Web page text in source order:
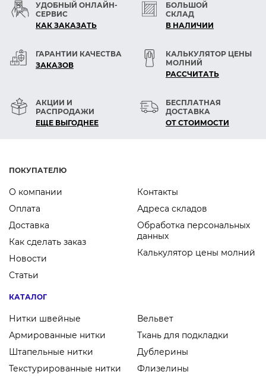
УДОБНЫЙ ОНЛАЙН-
СЕРВИС
КАК ЗАКАЗАТЬ
БОЛЬШОЙ
СКЛАД
В НАЛИЧИИ
ГАРАНТИИ КАЧЕСТВА
ЗАКАЗОВ
КАЛЬКУЛЯТОР ЦЕНЫ
МОЛНИЙ
РАСCЧИТАТЬ
АКЦИИ И
РАСПРОДАЖИ
ЕЩЕ ВЫГОДНЕЕ
БЕСПЛАТНАЯ
ДОСТАВКА
ОТ СТОИМОСТИ
ПОКУПАТЕЛЮ
О компании
Оплата
Доставка
Как сделать заказ
Новости
Статьи
Контакты
Адреса складов
Обработка персональных
данных
Калькулятор цены молний
КАТАЛОГ
Нитки швейные
Армированные нитки
Штапельные нитки
Текстурированные нитки
Вельвет
Ткань для подкладки
Дублерины
Флизелины